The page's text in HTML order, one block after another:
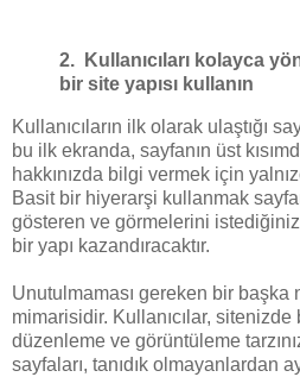
2. Kullanıcıları kolayca
bir site yapısı kullanın
Kullanıcıların ilk olarak ulaştığı
bu ilk ekranda, sayfanın üst
hakkınızda bilgi vermek için
Basit bir hiyerarşi kullanmak
gösteren ve görmelerini
bir yapı kazandıracaktır.
Unutulmaması gereken bir
mimarisidir. Kullanıcılar,
düzenleme ve görüntüleme
sayfaları, tanıdık olmayanlardan